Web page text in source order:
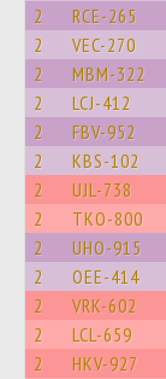
2 RCE-265
2 VEC-270
2 MBM-322
2 LCJ-412
2 FBV-952
2 KBS-102
2 UJL-738
2 TKO-800
2 UHO-915
2 OEE-414
2 VRK-602
2 LCL-659
2 HKV-927